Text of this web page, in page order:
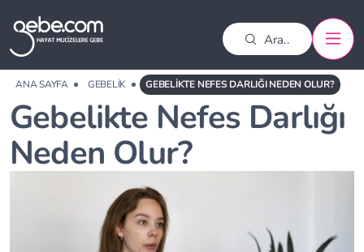
ANA SAYFA GEBELIK GEBELIKTE NEFES DARLIĞI NEDEN OLUR?
Gebelikte Nefes Darlığı
Neden Olur?